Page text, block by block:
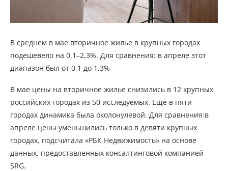
В среднем в мае вторичное жилье в крупных городах
подешевело на 0,1–2,3%. Для сравнения: в апреле этот
диапазон был от 0,1 до 1,3%
В мае цены на вторичное жилье снизились в 12 крупных
российских городах из 50 исследуемых. Еще в пяти
городах динамика была околонулевой. Для сравнения:в
апреле цены уменьшились только в девяти крупных
городах, подсчитала «РБК Недвижимость» на основе
данных, предоставленных консалтинговой компанией
SRG.